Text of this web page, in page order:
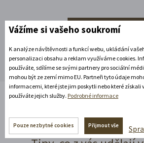
Rozbalte si další akce
Čtěte náš
Vážíme si vašeho soukromí
K analýze návštěvnosti a funkcí webu, ukládání
personalizaci obsahu a reklam využíváme cookies.
používáte, sdílíme se svými partnery pro sociální
mohou být ze zemí mimo EU. Partneři tyto údaje
informacemi, které jste jim poskytli nebo které získali
používáte jejich služby. Podrobné informace
Pouze nezbytné cookies Přijmout vše